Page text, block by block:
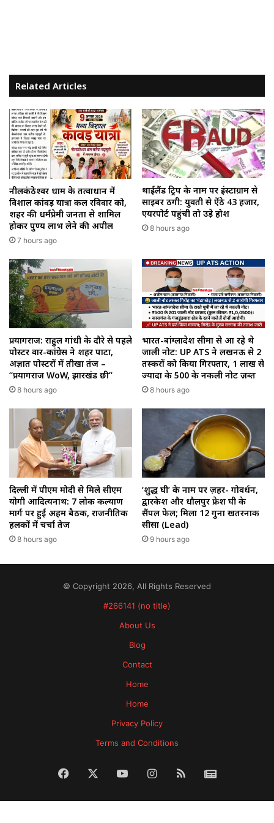
Related Articles
नीलकंठेश्वर धाम के तत्वाधान में
विशाल कांवड़ यात्रा कल रविवार को,
शहर की धर्मप्रेमी जनता से शामिल
होकर पुण्य लाभ लेने की अपील
7 hours ago
थाईलैंड ट्रिप के नाम पर इंस्टाग्राम से
साइबर ठगी: युवती से ऐंठे ₹43 हजार,
एयरपोर्ट पहुंची तो उड़े होश
8 hours ago
प्रयागराज: राहुल गांधी के दौरे से पहले
पोस्टर वार-कांग्रेस ने शहर पाटा,
अज्ञात पोस्टरों में तीखा तंज –
“प्रयागराज WoW, झारखंड छी”
8 hours ago
भारत-बांग्लादेश सीमा से आ रहे थे
जाली नोट: UP ATS ने लखनऊ से 2
तस्करों को किया गिरफ्तार, 1 लाख से
ज्यादा के ₹500 के नकली नोट ज़ब्त
8 hours ago
दिल्ली में पीएम मोदी से मिले सीएम
योगी आदित्यनाथ: 7 लोक कल्याण
मार्ग पर हुई अहम बैठक, राजनीतिक
हलकों में चर्चा तेज
8 hours ago
‘शुद्ध घी’ के नाम पर ज़हर- गोवर्धन,
द्वारकेश और धौलपुर फ्रेश घी के
सैंपल फेल; मिला 12 गुना खतरनाक
सीसा (Lead)
9 hours ago
© Copyright 2026, All Rights Reserved
#266141 (no title)
About Us
Blog
Contact
Home
Home
Privacy Policy
Terms and Conditions
Facebook YouTubeInstagram
RSS News